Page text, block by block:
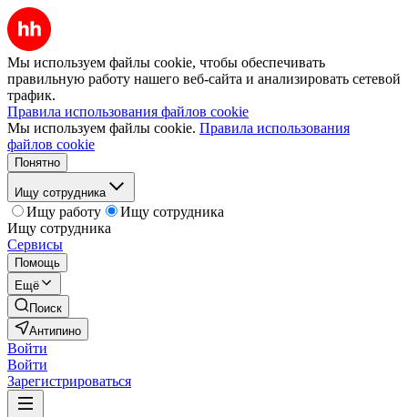
Мы используем файлы cookie, чтобы обеспечивать
правильную работу нашего веб-сайта и анализировать сетевой
трафик.
Правила использования файлов cookie
Мы используем файлы cookie. Правила использования
файлов cookie
Понятно
Ищу сотрудника
Ищу работу
Ищу сотрудника
Ищу сотрудника
Сервисы
Помощь
Ещё
Поиск
Антипино
Войти
Войти
Зарегистрироваться